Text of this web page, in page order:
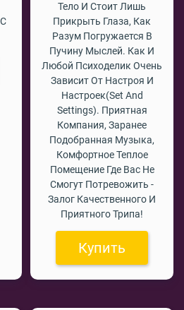
Тело И Стоит Лишь
Прикрыть Глаза, Как
Разум Погружается В
Пучину Мыслей. Как И
Любой Психоделик Очень
Зависит От Настроя И
Настроек(set And
Settings). Приятная
Компания, Заранее
Подобранная Музыка,
Комфортное Теплое
Помещение Где Вас Не
Смогут Потревожить -
Залог Качественного И
Приятного Трипа!
Купить